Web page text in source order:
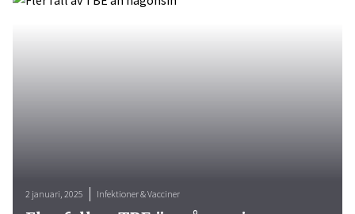
2 januari, 2025 Infektioner & Vacciner